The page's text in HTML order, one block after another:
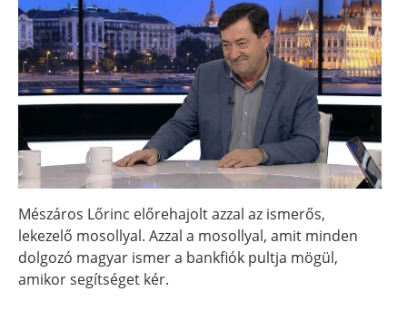
Mészáros Lőrinc előrehajolt azzal az ismerős,
lekezelő mosollyal. Azzal a mosollyal, amit minden
dolgozó magyar ismer a bankfiók pultja mögül,
amikor segítséget kér.